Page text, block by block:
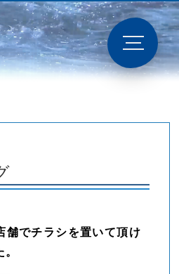
でチラシを置いて頂け